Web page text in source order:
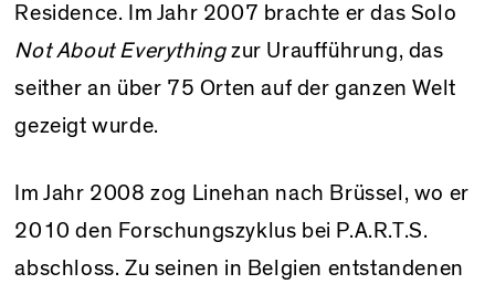
Residence. Im Jahr 2007 brachte er das Solo
Not About Everythingzur Uraufführung, das
seither an über 75 Orten auf der ganzen Welt
gezeigt wurde.
Im Jahr 2008 zog Linehan nach Brüssel, wo er
2010 den Forschungszyklus bei P.A.R.T.S.
abschloss. Zu seinen in Belgien entstandenen